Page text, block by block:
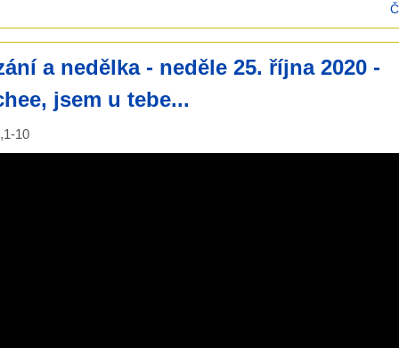
a nedělka - neděle 25. října 2020 -
jsem u tebe...
10